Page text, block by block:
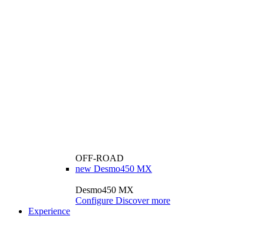
OFF-ROAD
new Desmo450 MX
Desmo450 MX
Configure Discover more
Experience